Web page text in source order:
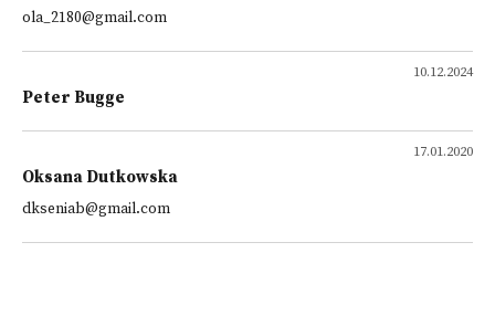
ola_2180@gmail.com
10.12.2024
Peter Bugge
17.01.2020
Oksana Dutkowska
dkseniab@gmail.com